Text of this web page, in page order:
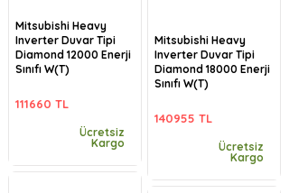
Mitsubishi Heavy
Inverter Duvar Tipi
Diamond 12000 Enerji
Sınıfı W(T)
111660 TL
Ücretsiz
Kargo
Mitsubishi Heavy
Inverter Duvar Tipi
Diamond 18000 Enerji
Sınıfı W(T)
140955 TL
Ücretsiz
Kargo